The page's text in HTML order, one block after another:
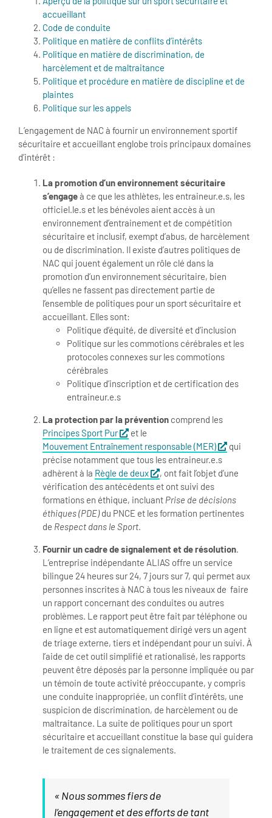
accueillant
Code de conduite
Politique en matière de conflits d’intérêts
Politique en matière de discrimination, de
harcèlement et de maltraitance
Politique et procédure en matière de discipline et de
plaintes
Politique sur les appels
L’engagement de NAC à fournir un environnement sportif
sécuritaire et accueillant englobe trois principaux domaines
d’intérêt :
La promotion d’un environnement sécuritaire
s’engageà ce que les athlètes, les entraineur.e.s, les
officiel.le.s et les bénévoles aient accès à un
environnement d’entrainement et de compétition
sécuritaire et inclusif, exempt d’abus, de harcèlement
ou de discrimination. Il existe d’autres politiques de
NAC qui jouent également un rôle clé dans la
promotion d’un environnement sécuritaire, bien
qu’elles ne fassent pas directement partie de
l’ensemble de politiques pour un sport sécuritaire et
accueillant. Elles sont:
Politique d’équité, de diversité et d’inclusion
Politique sur les commotions cérébrales et les
protocoles connexes sur les commotions
cérébrales
Politique d’inscription et de certification des
entraineur.e.s
La protection par la prévention comprend les
Principes Sport Pur
et le
Mouvement Entraînement responsable (MER)
qui
précise notamment que tous les entraineur.e.s
adhèrent à la Règle de deux
, ont fait l’objet d’une
vérification des antécédents et ont suivi des
formations en éthique, incluant Prise de décisions
éthiques (PDE)du PNCE et les formation pertinentes
de Respect dans le Sport.
Fournir un cadre de signalement et de résolution.
L’entreprise indépendante ALIAS offre un service
bilingue 24 heures sur 24, 7 jours sur 7, qui permet aux
personnes inscrites à NAC à tous les niveaux de faire
un rapport concernant des conduites ou autres
problèmes. Le rapport peut être fait par téléphone ou
en ligne et est automatiquement dirigé vers un agent
de triage externe, tiers et indépendant pour un suivi. À
l’aide de cet outil simplifié et rationalisé, les rapports
peuvent être déposés par la personne impliquée ou par
un témoin de toute activité préoccupante, y compris
une conduite inappropriée, un conflit d’intérêts, une
suspicion de discrimination, de harcèlement ou de
maltraitance. La suite de politiques pour un sport
sécuritaire et accueillant constitue la base qui guidera
le traitement de ces signalements.
« Nous sommes fiers de
l’engagement et des efforts de tant